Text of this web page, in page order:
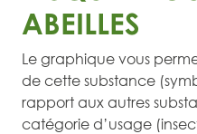
ABEILLES
Le graphique vous
de cette substance
rapport aux autres
catégorie d’usage